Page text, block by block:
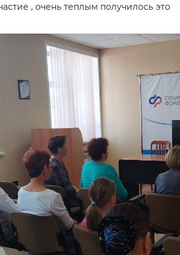
, очень теплым получилось это